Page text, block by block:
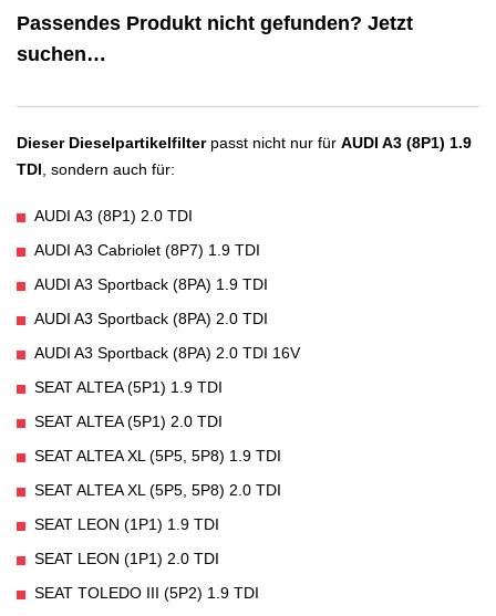
Passendes Produkt nicht gefunden? Jetzt
suchen…
Dieser Dieselpartikelfilterpasst nicht nur für AUDI A3 (8P1) 1.9
TDI, sondern auch für:
AUDI A3 (8P1) 2.0 TDI
AUDI A3 Cabriolet (8P7) 1.9 TDI
AUDI A3 Sportback (8PA) 1.9 TDI
AUDI A3 Sportback (8PA) 2.0 TDI
AUDI A3 Sportback (8PA) 2.0 TDI 16V
SEAT ALTEA (5P1) 1.9 TDI
SEAT ALTEA (5P1) 2.0 TDI
SEAT ALTEA XL (5P5, 5P8) 1.9 TDI
SEAT ALTEA XL (5P5, 5P8) 2.0 TDI
SEAT LEON (1P1) 1.9 TDI
SEAT LEON (1P1) 2.0 TDI
SEAT TOLEDO III (5P2) 1.9 TDI